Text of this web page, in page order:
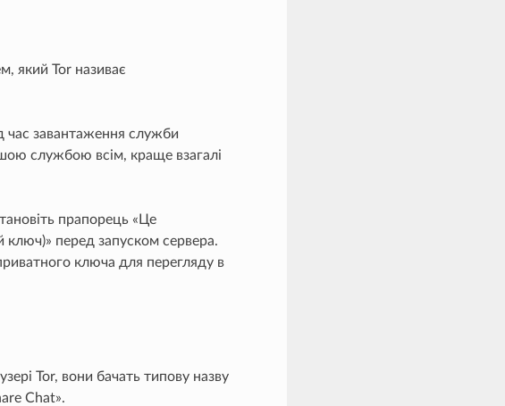
який Tor називає
час завантаження служби
службою всім, краще взагалі
прапорець «Це
перед запуском сервера.
ключа для перегляду в
Tor, вони бачать типову назву
Chat».